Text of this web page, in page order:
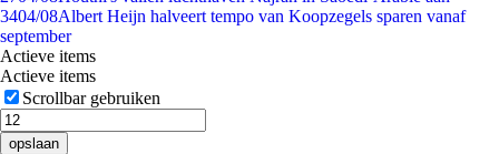
3404/08Albert Heijn halveert tempo van Koopzegels sparen vanaf
september
Actieve items
Actieve items
Scrollbar gebruiken
opslaan